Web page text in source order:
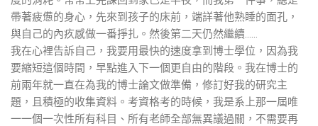
帶著疲憊的身心，先來到孩子的床前，端詳著他熟睡的面孔，
與自己的內疚感做一番掙扎。然後第二天仍然繼續……
我在心裡告訴自己，我要用最快的速度拿到博士學位，因為我
要縮短這個時間，早點進入下一個更自由的階段。我在博士的
前兩年就一直在為我的博士論文做準備，修訂好我的研究主
題，且積極的收集資料。考資格考的時候，我是系上那一屆唯
一一個一次性所有科目、所有老師全部無異議過關，不需要再